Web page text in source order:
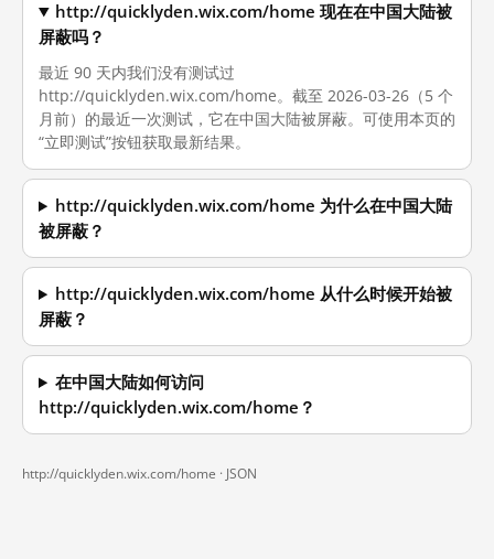
http://quicklyden.wix.com/home 现在在中国大陆被
屏蔽吗？
最近 90 天内我们没有测试过
http://quicklyden.wix.com/home。截至 2026-03-26（5 个
月前）的最近一次测试，它在中国大陆被屏蔽。可使用本页的
“立即测试”按钮获取最新结果。
http://quicklyden.wix.com/home 为什么在中国大陆
被屏蔽？
http://quicklyden.wix.com/home 从什么时候开始被
屏蔽？
在中国大陆如何访问
http://quicklyden.wix.com/home？
http://quicklyden.wix.com/home · JSON